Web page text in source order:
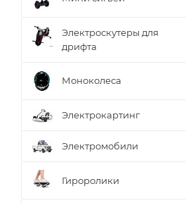
Электроскутеры для
дрифта
Моноколеса
Электрокартинг
Электромобили
Гироролики